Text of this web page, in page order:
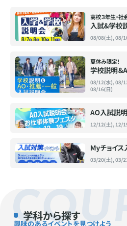
高校３年生・
入試&学校
08/08(土), 08/
夏休み限定！
学校説明＆
08/12(水), 08/
08/16(日)
AO入試説
12/12(土), 12/
Myチョイ
03/20(土), 03/
学科から探す
興味のあるイベントを見つけよう